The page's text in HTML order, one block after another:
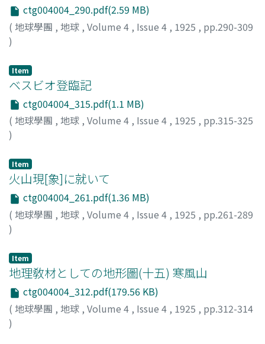
ctg004004_290.pdf(2.59 MB)
( 地球學團 , 地球 , Volume 4 , Issue 4 , 1925 , pp.290-309
)
Item
ベスビオ登臨記
ctg004004_315.pdf(1.1 MB)
( 地球學團 , 地球 , Volume 4 , Issue 4 , 1925 , pp.315-325
)
Item
火山現[象]に就いて
ctg004004_261.pdf(1.36 MB)
( 地球學團 , 地球 , Volume 4 , Issue 4 , 1925 , pp.261-289
)
Item
地理敎材としての地形圖(十五) 寒風山
ctg004004_312.pdf(179.56 KB)
( 地球學團 , 地球 , Volume 4 , Issue 4 , 1925 , pp.312-314
)